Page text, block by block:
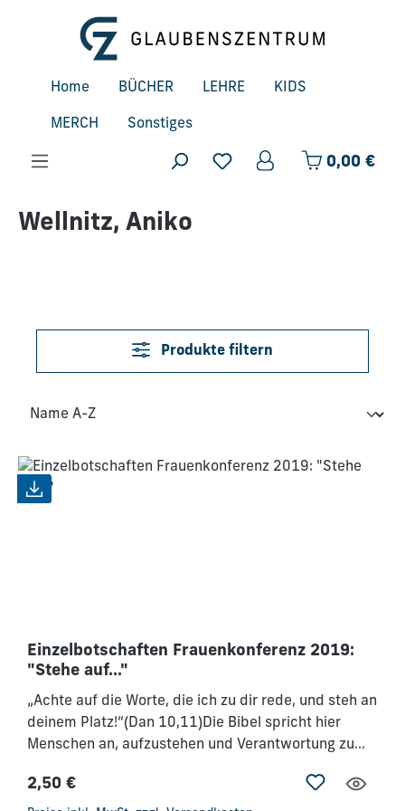
Zum Hauptinhalt springen
Home BÜCHER LEHRE KIDS
MERCH Sonstiges
0,00 €
Wellnitz, Aniko
Produkte filtern
Einzelbotschaften Frauenkonferenz 2019:
"Stehe auf..."
„Achte auf die Worte, die ich zu dir rede, und steh an
deinem Platz!“(Dan 10,11)Die Bibel spricht hier
Menschen an, aufzustehen und Verantwortung zu
andere prägen können. Je nach Lebenssituation
Regulärer Preis:
2,50 €